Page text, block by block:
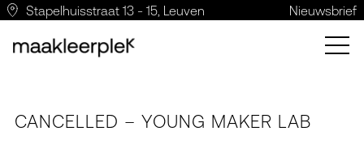
Stapelhuisstraat 13 - 15, Leuven Nieuwsbrief
CANCELLED – YOUNG MAKER LAB